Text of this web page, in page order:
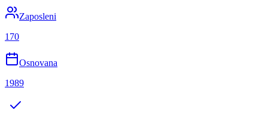
Zaposleni
170
Osnovana
1989